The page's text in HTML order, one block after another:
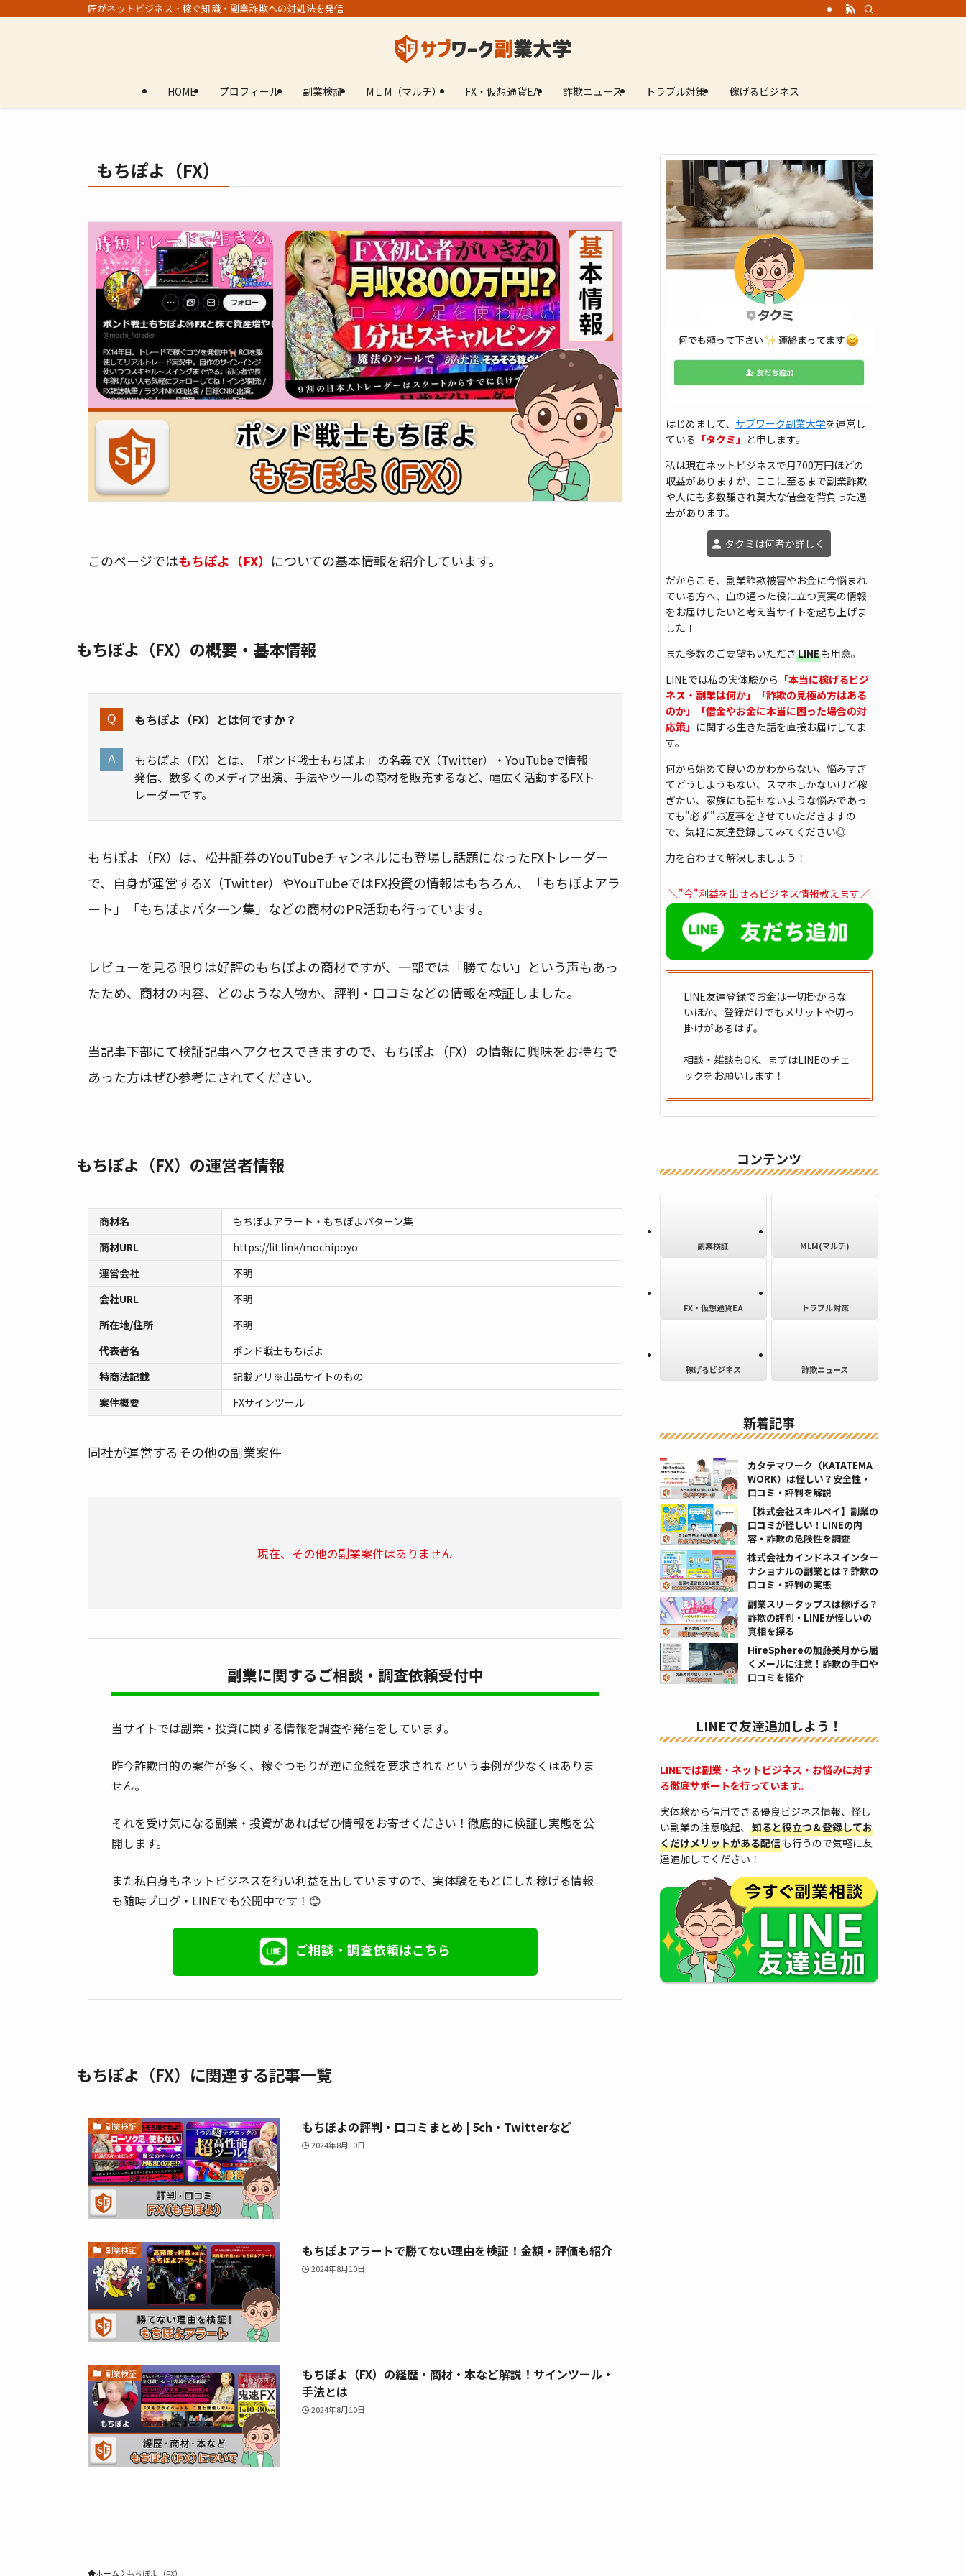
匠がネットビジネス・稼ぐ知識・副業詐欺への対処法を発信
HOME プロフィール 副業検証 МＬМ（マルチ） FX・仮想通貨EA 詐欺ニュース トラブル対策 稼げるビジネス
もちぽよ（FX）
このページではもちぽよ（FX） についての基本情報を紹介しています。
もちぽよ（FX）の概要・基本情報
もちぽよ（FX）とは何ですか？
もちぽよ（FX）とは、「ポンド戦士もちぽよ」の名義でX（Twitter）・YouTubeで情報
発信、数多くのメディア出演、手法やツールの商材を販売するなど、幅広く活動するFXト
レーダーです。
もちぽよ（FX）は、松井証券のYouTubeチャンネルにも登場し話題になったFXトレーダー
で、自身が運営するX（Twitter）やYouTubeではFX投資の情報はもちろん、「もちぽよアラ
ート」「もちぽよパターン集」などの商材のPR活動も行っています。
レビューを見る限りは好評のもちぽよの商材ですが、一部では「勝てない」という声もあっ
たため、商材の内容、どのような人物か、評判・口コミなどの情報を検証しました。
当記事下部にて検証記事へアクセスできますので、もちぽよ（FX）の情報に興味をお持ちで
あった方はぜひ参考にされてください。
もちぽよ（FX）の運営者情報
商材名
もちぽよアラート・もちぽよパターン集
商材URL
https://lit.link/mochipoyo
運営会社
不明
会社URL
不明
所在地/住所
不明
代表者名
ポンド戦士もちぽよ
特商法記載
記載アリ※出品サイトのもの
案件概要
FXサインツール
同社が運営するその他の副業案件
現在、その他の副業案件はありません
副業に関するご相談・調査依頼受付中
当サイトでは副業・投資に関する情報を調査や発信をしています。
昨今詐欺目的の案件が多く、稼ぐつもりが逆に金銭を要求されたという事例が少なくはありま
せん。
それを受け気になる副業・投資があればぜひ情報をお寄せください！徹底的に検証し実態を公
開します。
また私自身もネットビジネスを行い利益を出していますので、実体験をもとにした稼げる情報
も随時ブログ・LINEでも公開中です！😊
ご相談・調査依頼はこちら
もちぽよ（FX）に関連する記事一覧
副業検証 もちぽよの評判・口コミまとめ | 5ch・Twitterなど
2024年8月10日
副業検証 もちぽよアラートで勝てない理由を検証！金額・評価も紹介
2024年8月10日
副業検証
もちぽよ（FX）の経歴・商材・本など解説！サインツール・
手法とは
2024年8月10日
はじめまして、 サブワーク副業大学を運営し
ている 「タクミ」 と申します。
私は現在ネットビジネスで月700万円ほどの
収益がありますが、ここに至るまで副業詐欺
や人にも多数騙され莫大な借金を背負った過
去があります。
タクミは何者か詳しく
だからこそ、副業詐欺被害やお金に今悩まれ
ている方へ、血の通った役に立つ真実の情報
をお届けしたいと考え当サイトを起ち上げま
した！
また多数のご要望もいただき LINEも用意。
LINEでは私の実体験から 「本当に稼げるビジ
ネス・副業は何か」「詐欺の見極め方はある
のか」「借金やお金に本当に困った場合の対
応策」 に関する生きた話を直接お届けしてま
す。
何から始めて良いのかわからない、悩みすぎ
てどうしようもない、スマホしかないけど稼
ぎたい、家族にも話せないような悩みであっ
ても"必ず"お返事をさせていただきますの
で、気軽に友達登録してみてください◎
力を合わせて解決しましょう！
＼"今"利益を出せるビジネス情報教えます／
LINE友達登録でお金は一切掛からな
いほか、登録だけでもメリットや切っ
掛けがあるはず。
相談・雑談もOK、まずはLINEのチェ
ックをお願いします！
コンテンツ
副業検証 MLM(マルチ)
FX・仮想通貨EA トラブル対策
稼げるビジネス 詐欺ニュース
新着記事
カタテマワーク（KATATEMA
WORK）は怪しい？安全性・
口コミ・評判を解説
【株式会社スキルペイ】副業の
口コミが怪しい！LINEの内
容・詐欺の危険性を調査
株式会社カインドネスインター
ナショナルの副業とは？詐欺の
口コミ・評判の実態
副業スリータップスは稼げる？
詐欺の評判・LINEが怪しいの
真相を探る
HireSphereの加藤美月から届
くメールに注意！詐欺の手口や
口コミを紹介
LINEで友達追加しよう！
LINEでは副業・ネットビジネス・お悩みに対す
る徹底サポートを行っています。
実体験から信用できる優良ビジネス情報、怪し
い副業の注意喚起、 知ると役立つ＆登録してお
くだけメリットがある配信も行うので気軽に友
達追加してください！
ホーム もちぽよ（FX）